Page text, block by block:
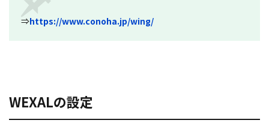
⇒ https://www.conoha.jp/wing/
WEXALの設定